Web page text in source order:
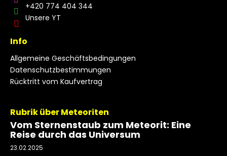
+420 774 404 344
Unsere YT
Info
Allgemeine Geschäftsbedingungen
Datenschutzbestimmungen
Rücktritt vom Kaufvertrag
Rubrik über Meteoriten
Vom Sternenstaub zum Meteorit: Eine
Reise durch das Universum
23.02.2025